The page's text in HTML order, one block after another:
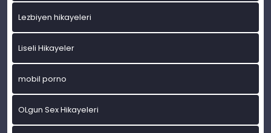
Lezbiyen hikayeleri
Liseli Hikayeler
mobil porno
OLgun Sex Hikayeleri